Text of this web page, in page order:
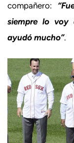
compañero:
siempre lo voy
ayudó mucho”.